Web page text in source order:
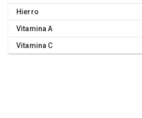
Hierro
Vitamina A
Vitamina C